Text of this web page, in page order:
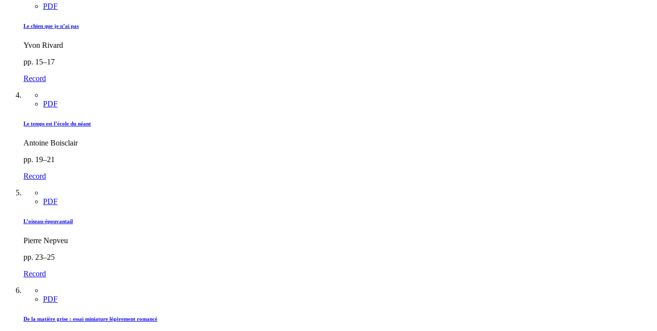
PDF
Le chien que je n’ai pas
Yvon Rivard
pp. 15–17
Record
PDF
Le temps est l’école du néant
Antoine Boisclair
pp. 19–21
Record
PDF
L’oiseau-épouvantail
Pierre Nepveu
pp. 23–25
Record
PDF
De la matière grise : essai miniature légèrement romancé